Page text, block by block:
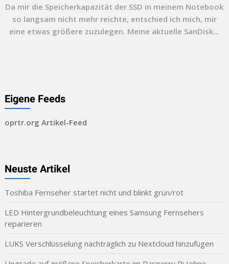
Da mir die Speicherkapazität der SSD in meinem Notebook
so langsam nicht mehr reichte, entschied ich mich, mir
eine etwas größere zuzulegen. Meine aktuelle SanDisk...
Eigene Feeds
oprtr.org Artikel-Feed
Neuste Artikel
Toshiba Fernseher startet nicht und blinkt grün/rot
LED Hintergrundbeleuchtung eines Samsung Fernsehers
reparieren
LUKS Verschlüsselung nachträglich zu Nextcloud hinzufügen